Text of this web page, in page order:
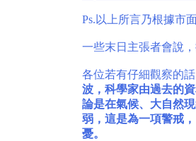
Ps.以上所言乃根據市
一些末日主張者會說
各位若有仔細觀察的話
波，科學家由過去的
論是在氣候、大自然
弱，這是為一項警戒
憂。